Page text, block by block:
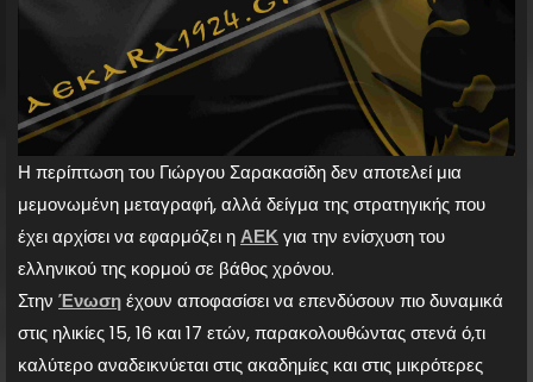
Η περίπτωση του Γιώργου Σαρακασίδη δεν αποτελεί μια
μεμονωμένη μεταγραφή, αλλά δείγμα της στρατηγικής που
έχει αρχίσει να εφαρμόζει ηΑΕΚγια την ενίσχυση του
ελληνικού της κορμού σε βάθος χρόνου.
Στην Ένωσηέχουν αποφασίσει να επενδύσουν πιο δυναμικά
στις ηλικίες 15, 16 και 17 ετών, παρακολουθώντας στενά ό,τι
καλύτερο αναδεικνύεται στις ακαδημίες και στις μικρότερες